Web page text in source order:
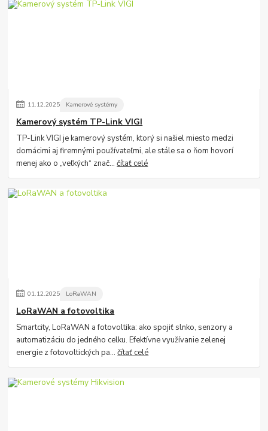
11.12.2025 Kamerové systémy
Kamerový systém TP-Link VIGI
TP-Link VIGI je kamerový systém, ktorý si našiel miesto medzi
domácimi aj firemnými používateľmi, ale stále sa o ňom hovorí
menej ako o „veľkých“ znač...čítať celé
01.12.2025 LoRaWAN
LoRaWAN a fotovoltika
Smartcity, LoRaWAN a fotovoltika: ako spojiť slnko, senzory a
automatizáciu do jedného celku. Efektívne využívanie zelenej
energie z fotovoltických pa...čítať celé